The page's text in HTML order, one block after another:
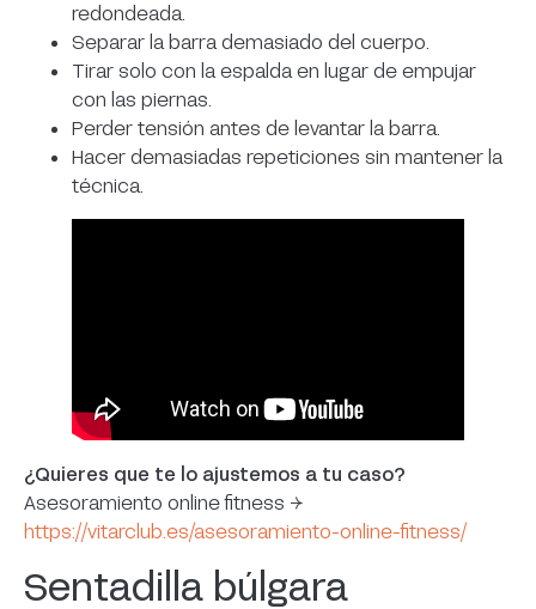
redondeada.
Separar la barra demasiado del cuerpo.
Tirar solo con la espalda en lugar de empujar
con las piernas.
Perder tensión antes de levantar la barra.
Hacer demasiadas repeticiones sin mantener la
técnica.
¿Quieres que te lo ajustemos a tu caso?
Asesoramiento online fitness →
https://vitarclub.es/asesoramiento-online-fitness/
Sentadilla búlgara